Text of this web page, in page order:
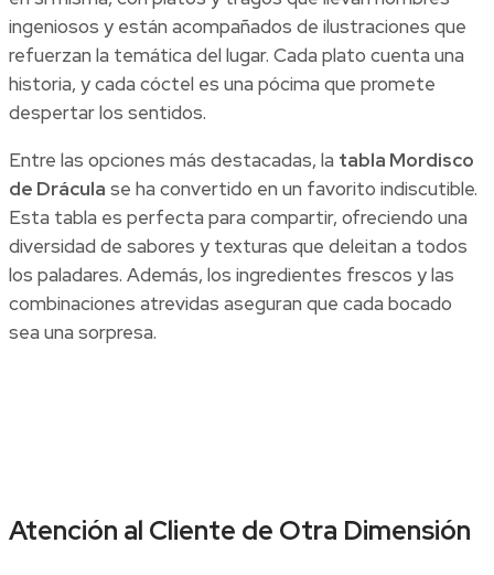
ingeniosos y están acompañados de ilustraciones que
refuerzan la temática del lugar. Cada plato cuenta una
historia, y cada cóctel es una pócima que promete
despertar los sentidos.
Entre las opciones más destacadas, la tabla Mordisco
de Drácula se ha convertido en un favorito indiscutible.
Esta tabla es perfecta para compartir, ofreciendo una
diversidad de sabores y texturas que deleitan a todos
los paladares. Además, los ingredientes frescos y las
combinaciones atrevidas aseguran que cada bocado
sea una sorpresa.
Atención al Cliente de Otra Dimensión